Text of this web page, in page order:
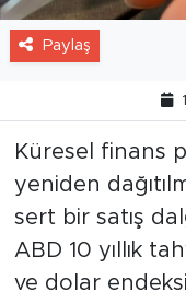
Paylaş
Küresel finans
yeniden
sert bir satış
ABD 10 yıllık
ve dolar